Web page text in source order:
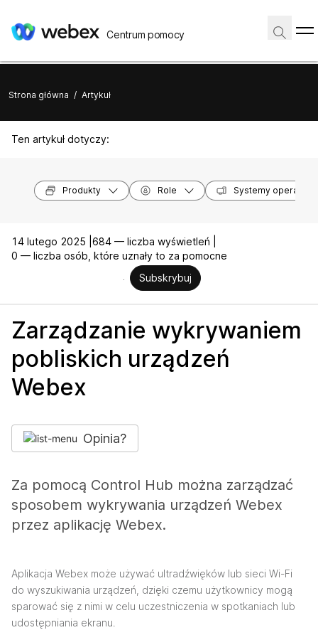
Centrum pomocy
Strona główna / Artykuł
Ten artykuł dotyczy:
Produkty Role Systemy
14 lutego 2025 | 684 — liczba wyświetleń |
0 — liczba osób, które uznały to za pomocne
Subskrybuj
Zarządzanie wykrywaniem
pobliskich urządzeń
Webex
Opinia?
Za pomocą Control Hub można zarządzać
sposobem wykrywania urządzeń Webex
przez aplikację Webex.
Aplikacja Webex może używać ultradźwięków lub sieci Wi-Fi
do wyszukiwania urządzeń, dzięki czemu użytkownicy mogą
sparować się z nimi w celu uczestniczenia w spotkaniach lub
udostępniania ekranu.